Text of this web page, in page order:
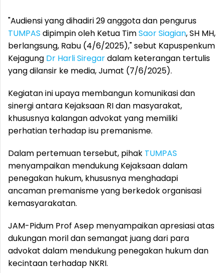
"Audiensi yang dihadiri 29 anggota dan pengurus
TUMPAS dipimpin oleh Ketua TimSaor Siagian, SH MH,
berlangsung, Rabu (4/6/2025)," sebut Kapuspenkum
Kejagung Dr Harli Siregardalam keterangan tertulis
yang dilansir ke media, Jumat (7/6/2025).
Kegiatan ini upaya membangun komunikasi dan
sinergi antara Kejaksaan RI dan masyarakat,
khususnya kalangan advokat yang memiliki
perhatian terhadap isu premanisme.
Dalam pertemuan tersebut, pihak TUMPAS
menyampaikan mendukung Kejaksaan dalam
penegakan hukum, khususnya menghadapi
ancaman premanisme yang berkedok organisasi
kemasyarakatan.
JAM-Pidum Prof Asep menyampaikan apresiasi atas
dukungan moril dan semangat juang dari para
advokat dalam mendukung penegakan hukum dan
kecintaan terhadap NKRI.